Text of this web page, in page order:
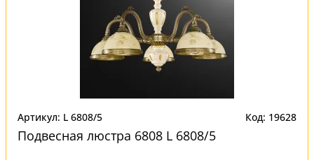
Артикул: L 6808/5 Код: 19628
Подвесная люстра 6808 L 6808/5